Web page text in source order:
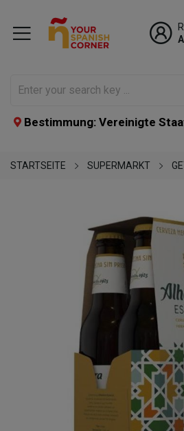
Bestimmung: Vereinigte
STARTSEITE SUPERMARKT